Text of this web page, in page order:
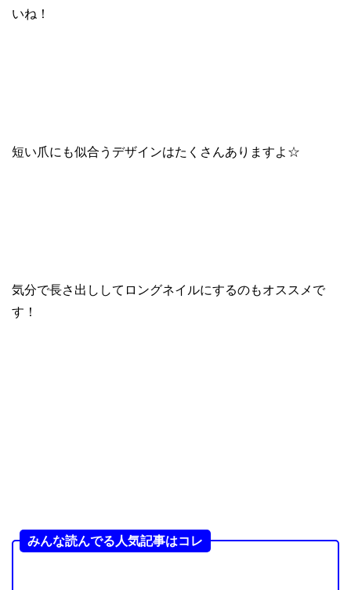
いね！
短い爪にも似合うデザインはたくさんありますよ☆
気分で長さ出ししてロングネイルにするのもオススメで
す！
みんな読んでる人気記事はコレ